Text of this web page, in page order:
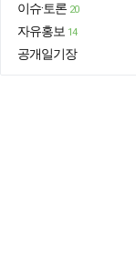
이슈·토론 20
자유홍보 14
공개일기장